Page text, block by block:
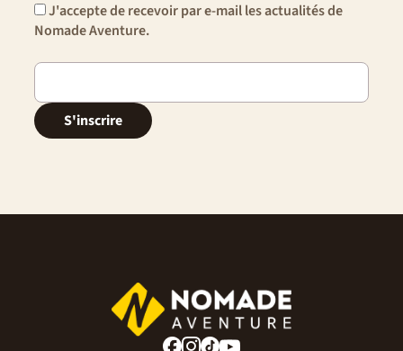
J'accepte de recevoir par e-mail les actualités de
Nomade Aventure.
S'inscrire